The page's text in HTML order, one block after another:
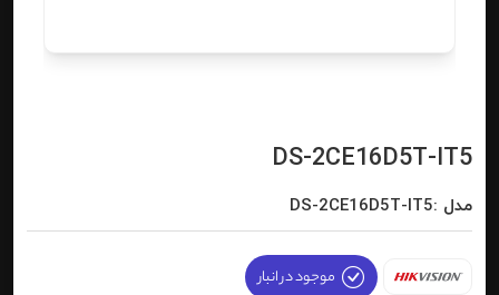
DS-2CE16D5T-IT5
مدل :DS-2CE16D5T-IT5
موجود در انبار